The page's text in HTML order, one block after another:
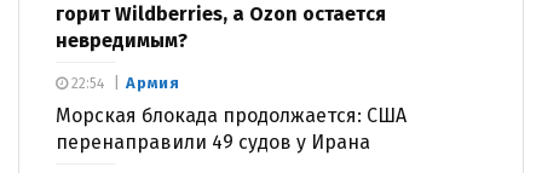
горит Wildberries, а Ozon остается
невредимым?
Армия
Морская блокада продолжается: США
перенаправили 49 судов у Ирана
22:54